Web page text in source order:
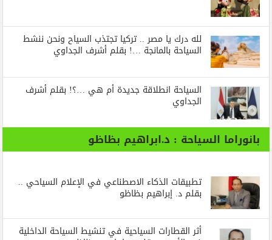
لله درك يا مصر .. تركيا تجتذب السياح ونحن ننشط
السياحة بالمانجة …! بقلم أشرف الجداوي
السياحة انطلاقة جديدة أم هي …؟! بقلم أشرف
الجداوي
بانوراما السياحة : د.ابراهيم بظاظو
تطبيقات الذكاء الاصطناعي في الإعلام السياحي ..
بقلم د. إبراهيم بظاظو
أثر القطارات السياحية في تنشيط السياحة الداخلية